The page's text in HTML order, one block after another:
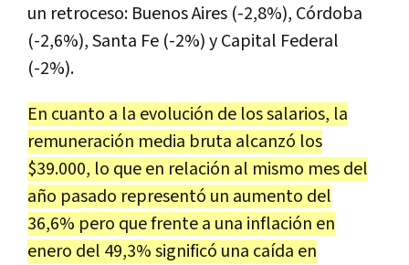
un retroceso: Buenos Aires (-2,8%), Córdoba
(-2,6%), Santa Fe (-2%) y Capital Federal
(-2%).
En cuanto a la evolución de los salarios, la
remuneración media bruta alcanzó los
$39.000, lo que en relación al mismo mes del
año pasado representó un aumento del
36,6% pero que frente a una inflación en
enero del 49,3% significó una caída en